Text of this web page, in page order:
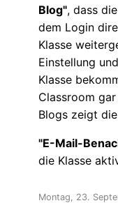
Blog", dass
dem Login
Klasse
Einstellung
Klasse
Classroom
Blogs zeigt
"E-Mail-
die Klasse
Montag, 23.